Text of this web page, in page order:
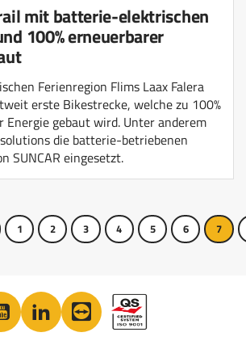
mit batterie-elektrischen
100% erneuerbarer
Ferienregion Flims Laax Falera
erste Bikestrecke, welche zu 100%
Energie gebaut wird. Unter anderem
die batterie-betriebenen
SUNCAR eingesetzt.
1 2 3 4 5 6 7